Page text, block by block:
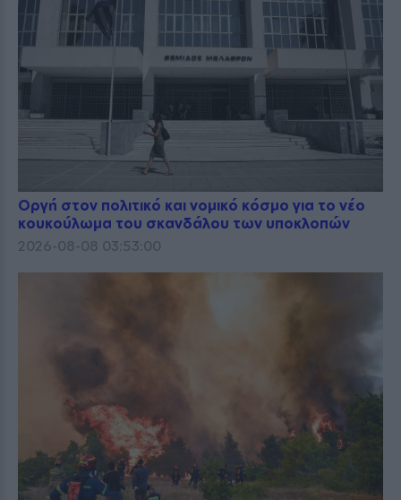
Οργή στον πολιτικό και νομικό κόσμο για το νέο
κουκούλωμα του σκανδάλου των υποκλοπών
2026-08-08 03:53:00